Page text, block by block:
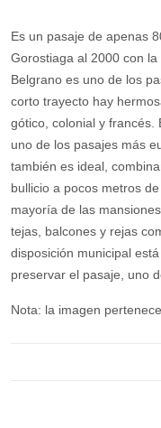
Es un pasaje de
Gorostiaga al 2000 con
de Belgrano es uno de
En su corto trayecto
estilos Tudor, gótico,
los expertos como uno
ciudad. Su ubicación
tranquilidad del lugar
zona comercial de
tienen frondosos
como coquetos
prohibido construir en